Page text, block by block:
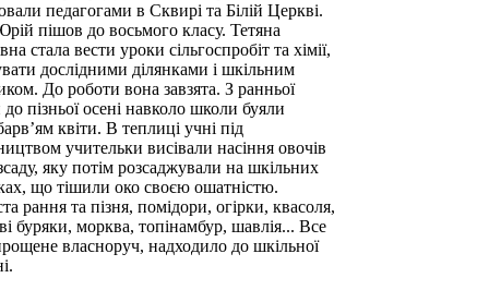
педагогами в Сквирі та Білій Церкві.
пішов до восьмого класу. Тетяна
стала вести уроки сільгоспробіт та хімії,
дослідними ділянками і шкільним
До роботи вона завзята. З ранньої
пізньої осені навколо школи буяли
квіти. В теплиці учні під
учительки висівали насіння овочів
яку потім розсаджували на шкільних
що тішили око своєю ошатністю.
рання та пізня, помідори, огірки, квасоля,
буряки, морква, топінамбур, шавлія... Все
власноруч, надходило до шкільної